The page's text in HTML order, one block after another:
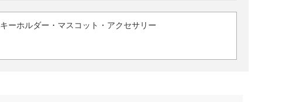
キーホルダー・マスコット・アクセサリー